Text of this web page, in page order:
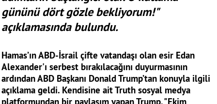
gününü dört gözle bekliyorum!"
açıklamasında bulundu.
Hamas’ın ABD-İsrail çifte vatandaşı olan esir Edan
Alexander'ı serbest bırakılacağını duyurmasının
ardından ABD Başkanı Donald Trump’tan konuyla ilgili
açıklama geldi. Kendisine ait Truth sosyal medya
platformundan bir paylaşım yapan Trump, "Ekim